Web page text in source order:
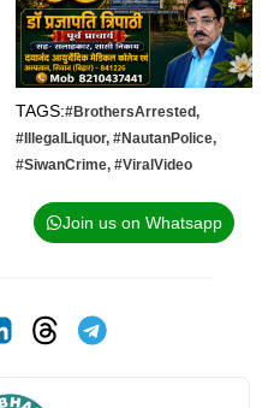
TAGS:#BrothersArrested,
#IllegalLiquor, #NautanPolice,
#SiwanCrime, #ViralVideo
Join us on Whatsapp